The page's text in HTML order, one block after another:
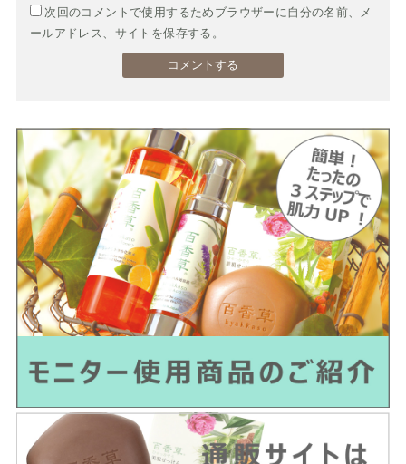
次回のコメントで使用するためブラウザーに自分の名前、メ
ールアドレス、サイトを保存する。